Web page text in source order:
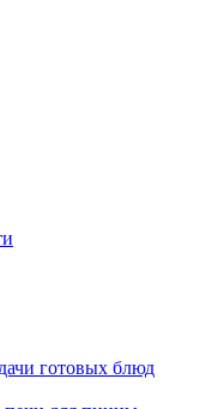
готовых блюд